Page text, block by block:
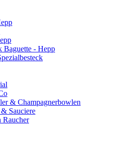
Baguette - Hepp
& Champagnerbowlen
Sauciere
Raucher